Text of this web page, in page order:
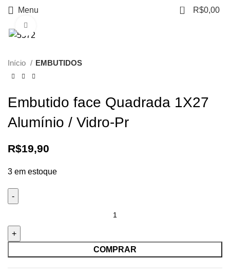
Menu 0 R$0,00
Início EMBUTIDOS
Embutido face Quadrada 1X27
Alumínio / Vidro-Pr
R$19,90
3 em estoque
COMPRAR